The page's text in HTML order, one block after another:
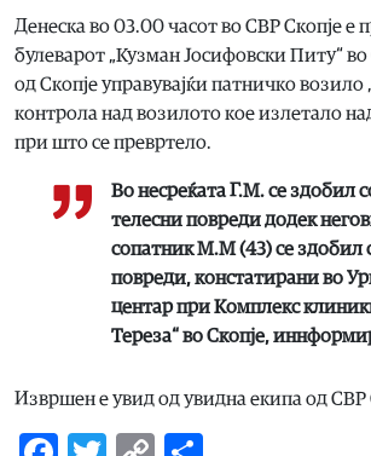
Денеска во 03.00 часот во СВР Скопје e
булеварот „Кузман Јосифовски Питу“
од Скопје управувајќи патничко
контрола над возилото кое излетало
при што се превртело.
Во несреќата Г.М. се здобил
телесни повреди додек
сопатник М.М (43) се здобил
повреди, констатирани во
центар при Комплекс
Тереза“ во Скопје,
Извршен е увид од увидна екипа од СВР